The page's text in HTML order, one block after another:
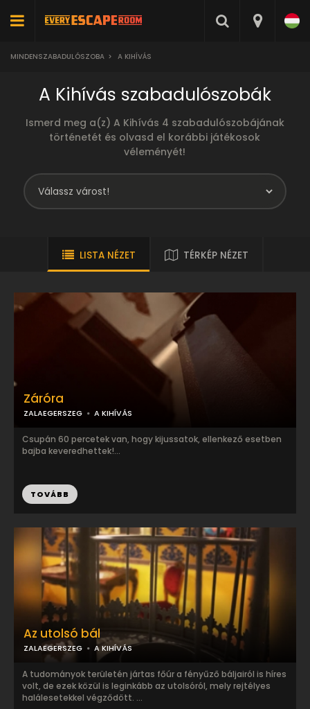
MINDENSZABADULÓSZOBA > A KIHÍVÁS
A Kihívás szabadulószobák
Ismerd meg a(z) A Kihívás 4 szabadulószobájának
történetét és olvasd el korábbi játékosok
véleményét!
LISTA NÉZET TÉRKÉP NÉZET
Az utolsó bál
ZALAEGERSZEG A KIHÍVÁS
A tudományok területén jártas főúr a fényűző báljairól is híres
volt, de ezek közül is leginkább az utolsóról, mely rejtélyes
halálesetekkel végződött. ...
Záróra
ZALAEGERSZEG A KIHÍVÁS
Csupán 60 percetek van, hogy kijussatok, ellenkező esetben
bajba keveredhettek!...
TOVÁBB